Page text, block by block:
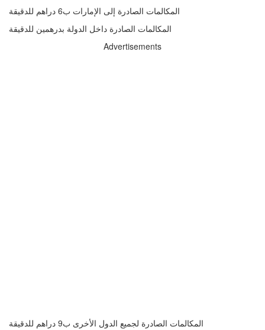
المكالمات الصادرة إلى الإمارات ب6 دراهم للدقيقة
المكالمات الصادرة داخل الدولة بدرهمين للدقيقة
Advertisements
المكالمات الصادرة لجميع الدول الأخرى ب9 دراهم للدقيقة